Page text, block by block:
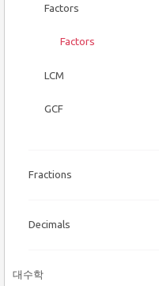
Factors
Factors
LCM
GCF
Fractions
Decimals
대수학